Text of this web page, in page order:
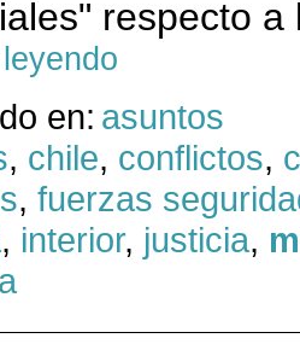
respecto a
en: asuntos
, chile, conflictos,
, fuerzas
, interior, justicia,